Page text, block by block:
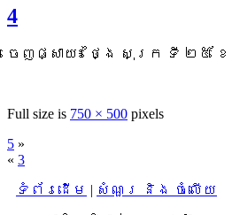
4
ចេញផ្សាយ៖ ថ្ងៃ សុក្រ ទី ២៥ ខ
Full size is 750 × 500 pixels
5 »
« 3
ទំព័រដើម | សំណួរ និង ចំលើយ